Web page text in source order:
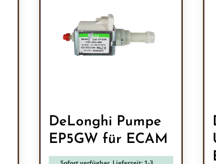
DeLonghi Pumpe
EP5GW für ECAM